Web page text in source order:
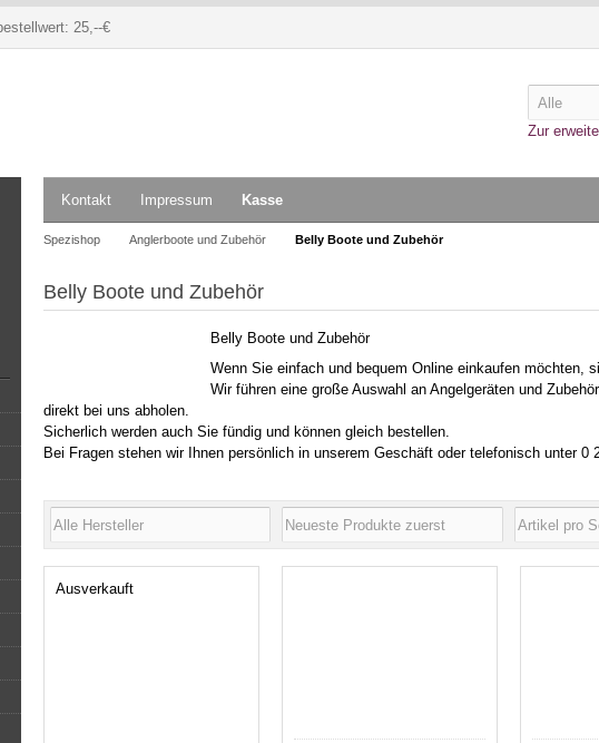
25,--€
Zur
Kontakt Impressum Kasse
Spezishop Anglerboote und Zubehör Belly Boote und Zubehör
Belly Boote und Zubehör
Belly Boote und Zubehör
Wenn Sie einfach und bequem Online einkaufen möchten,
Wir führen eine große Auswahl an Angelgeräten und
direkt bei uns abholen.
Sicherlich werden auch Sie fündig und können gleich bestellen.
Bei Fragen stehen wir Ihnen persönlich in unserem Geschäft oder telefonisch unter 0
Ausverkauft